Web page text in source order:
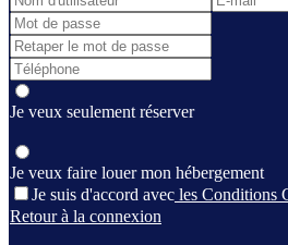
Je veux seulement réserver
Je veux faire louer mon hébergement
Je suis d'accord avec les Conditions
Retour à la connexion